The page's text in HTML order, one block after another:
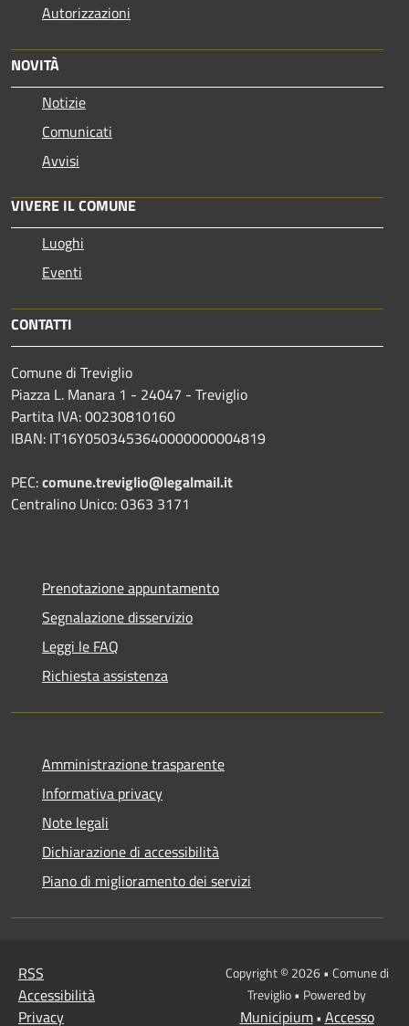
Autorizzazioni
NOVITÀ
Notizie
Comunicati
Avvisi
VIVERE IL COMUNE
Luoghi
Eventi
CONTATTI
Comune di Treviglio
Piazza L. Manara 1 - 24047 - Treviglio
Partita IVA: 00230810160
IBAN: IT16Y0503453640000000004819
PEC:comune.treviglio@legalmail.it
Centralino Unico: 0363 3171
Prenotazione appuntamento
Segnalazione disservizio
Leggi le FAQ
Richiesta assistenza
Amministrazione trasparente
Informativa privacy
Note legali
Dichiarazione di accessibilità
Piano di miglioramento dei servizi
RSS
Accessibilità
Privacy
Copyright © 2026 • Comune di
Treviglio • Powered by
Municipium• Accesso